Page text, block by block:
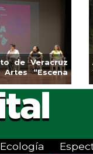
CMAS el
durante agosto
Ecología